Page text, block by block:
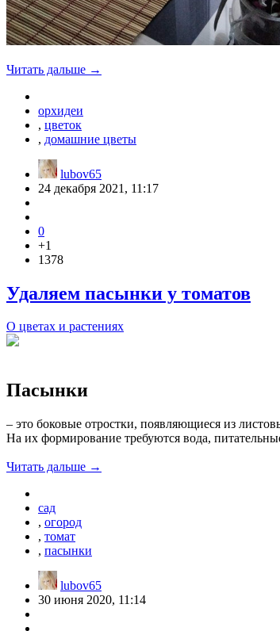
Читать дальше →
орхидеи
, цветок
, домашние цветы
lubov65
24 декабря 2021, 11:17
0
+1
1378
Удаляем пасынки у томатов
О цветах и растениях
Пасынки
– это боковые отростки, появляющиеся из
На их формирование требуются вода,
Читать дальше →
сад
, огород
, томат
, пасынки
lubov65
30 июня 2020, 11:14